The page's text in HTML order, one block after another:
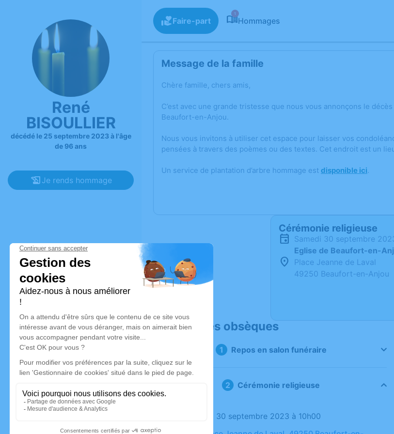
René
BISOULLIER
décédé le 25 septembre 2023 à l'âge
de 96 ans
Je rends hommage
Faire-part
1
Hommages
Message de la famille
Chère famille, chers amis,
C’est avec une grande tristesse que nous vous annonçons le
Beaufort-en-Anjou.
Nous vous invitons à utiliser cet espace pour laisser vos
pensées à travers des poèmes ou des textes. Cet endroit est un
Un service de plantation d’arbre hommage est disponible ici.
Cérémonie religieuse
samedi 30 septembre
Eglise de Beaufort-en-
Place Jeanne de Laval
49250 Beaufort-en-Anjou
Déroulé des obsèques
Repos en salon funéraire
Cérémonie religieuse
Le samedi 30 septembre 2023 à 10h00